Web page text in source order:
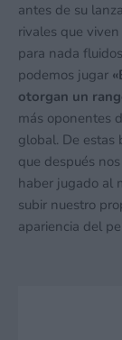
antes de su
rivales que
para nada
podemos jugar
otorgan un
más oponentes
global. De estas
que después
haber jugado al
subir nuestro
apariencia del